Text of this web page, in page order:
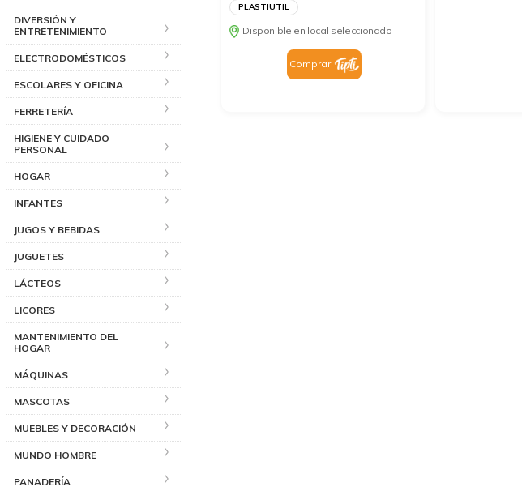
DIVERSIÓN Y
ENTRETENIMIENTO
ELECTRODOMÉSTICOS
ESCOLARES Y OFICINA
FERRETERÍA
HIGIENE Y CUIDADO
PERSONAL
HOGAR
INFANTES
JUGOS Y BEBIDAS
JUGUETES
LÁCTEOS
LICORES
MANTENIMIENTO DEL
HOGAR
MÁQUINAS
MASCOTAS
MUEBLES Y DECORACIÓN
MUNDO HOMBRE
PANADERÍA
PLASTIUTIL
Disponible en local seleccionado
Comprar